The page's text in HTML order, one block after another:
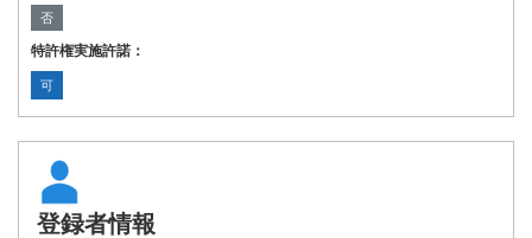
否
特許権実施許諾：
可
登録者情報